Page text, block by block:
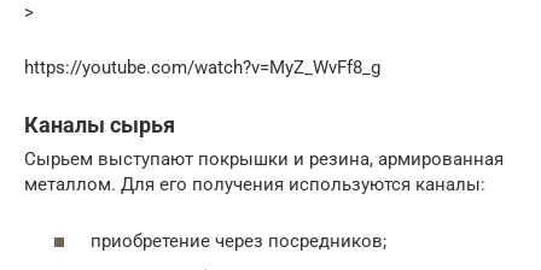
>
https://youtube.com/watch?v=MyZ_WvFf8_g
Каналы сырья
Сырьем выступают покрышки и резина, армированная
металлом. Для его получения используются каналы:
приобретение через посредников;